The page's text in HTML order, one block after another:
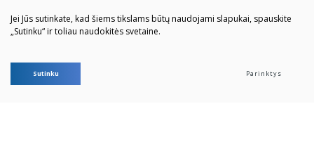
Jei Jūs sutinkate, kad šiems tikslams būtų naudojami slapukai, spauskite
„Sutinku“ ir toliau naudokitės svetaine.
Sutinku Parinktys